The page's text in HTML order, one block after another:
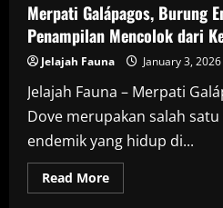
Merpati Galápagos, Burung
Penampilan Mencolok dari
Jelajah Fauna January 3, 2026
Jelajah Fauna – Merpati
Dove merupakan salah
endemik yang hidup di...
Read MoreRead
more